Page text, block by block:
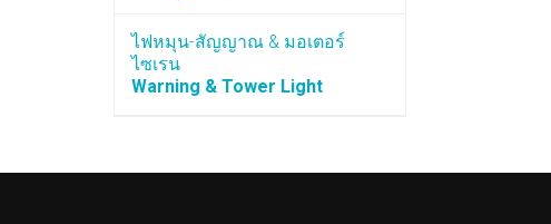
ไฟหมุน-สัญญาณ & มอเตอร์
ไซเรน
Warning & Tower Light